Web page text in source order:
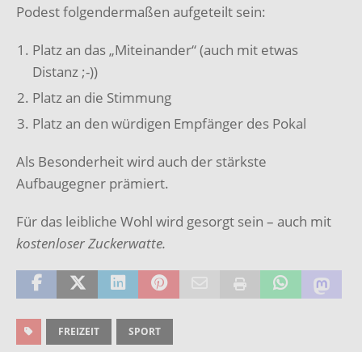
Podest folgendermaßen aufgeteilt sein:
Platz an das „Miteinander“ (auch mit etwas
Distanz ;-))
Platz an die Stimmung
Platz an den würdigen Empfänger des Pokal
Als Besonderheit wird auch der stärkste
Aufbaugegner prämiert.
Für das leibliche Wohl wird gesorgt sein – auch mit
kostenloser Zuckerwatte.
FREIZEIT SPORT